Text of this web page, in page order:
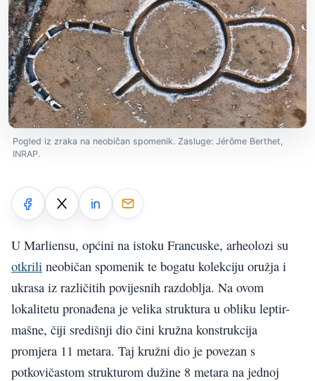
Pogled iz zraka na neobičan spomenik. Zasluge: Jérôme Berthet,
INRAP.
U Marliensu, općini na istoku Francuske, arheolozi su
otkrili neobičan spomenik te bogatu kolekciju oružja i
ukrasa iz različitih povijesnih razdoblja. Na ovom
lokalitetu pronađena je velika struktura u obliku leptir-
mašne, čiji središnji dio čini kružna konstrukcija
promjera 11 metara. Taj kružni dio je povezan s
potkovičastom strukturom dužine 8 metara na jednoj